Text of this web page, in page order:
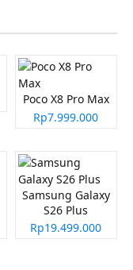
Poco X8 Pro Max
Rp7.999.000
Samsung Galaxy
S26 Plus
Rp19.499.000